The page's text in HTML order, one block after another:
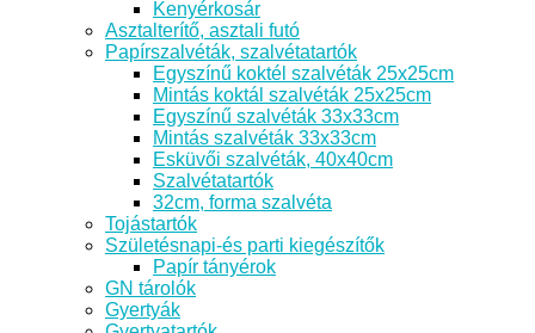
Kenyérkosár
Asztalterítő, asztali futó
Papírszalvéták, szalvétatartók
Egyszínű koktél szalvéták 25x25cm
Mintás koktál szalvéták 25x25cm
Egyszínű szalvéták 33x33cm
Mintás szalvéták 33x33cm
Esküvői szalvéták, 40x40cm
Szalvétatartók
32cm, forma szalvéta
Tojástartók
Születésnapi-és parti kiegészítők
Papír tányérok
GN tárolók
Gyertyák